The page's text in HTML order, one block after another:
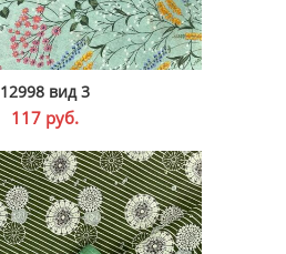
В КОРЗИНУ
12998 вид 3
117 руб.